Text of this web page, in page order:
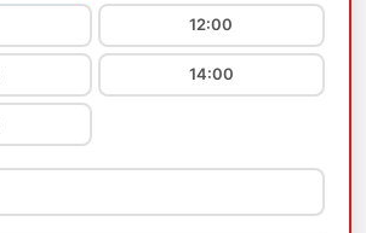
12:00
14:00